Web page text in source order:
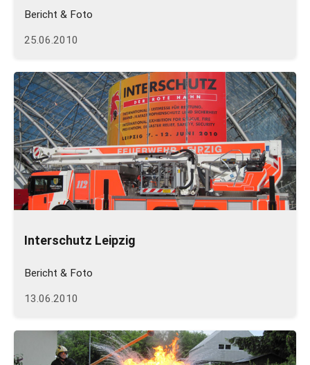
Bericht & Foto
25.06.2010
Interschutz Leipzig
Bericht & Foto
13.06.2010